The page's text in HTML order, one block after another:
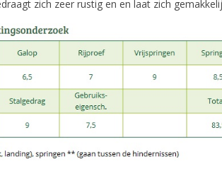
zich zeer rustig en en laat zich